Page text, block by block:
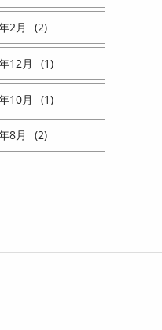
2 2
12 1
10 1
8 2